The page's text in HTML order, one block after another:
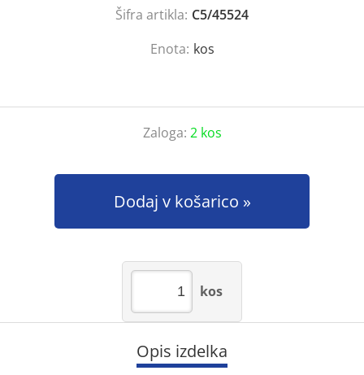
Šifra artikla: C5/45524
Enota: kos
Zaloga: 2 kos
Dodaj v košarico
kos
Opis izdelka